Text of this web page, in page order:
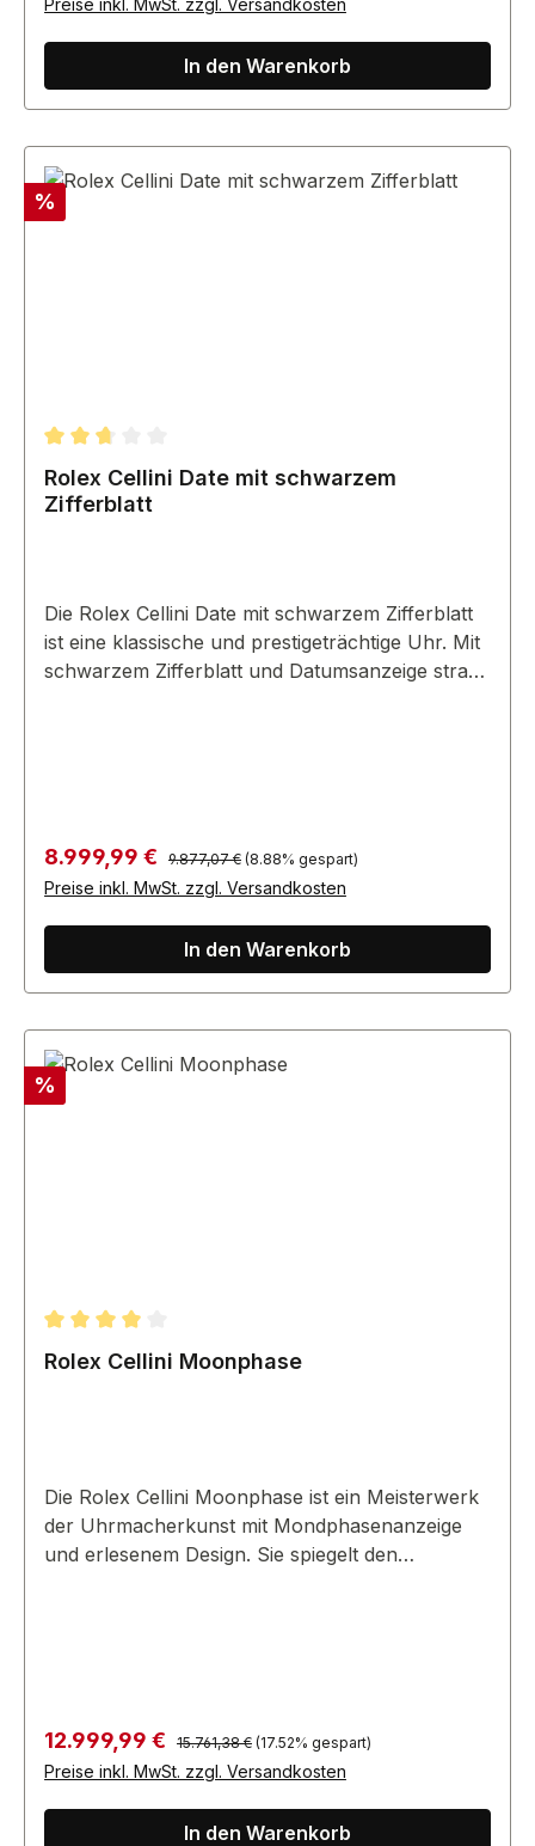
Preise inkl. MwSt. zzgl. Versandkosten
In den Warenkorb
Rabatt
%
Durchschnittliche Bewertung von 2.67 von 5 Sternen
Rolex Cellini Date mit schwarzem
Zifferblatt
Die Rolex Cellini Date mit schwarzem Zifferblatt
ist eine klassische und prestigeträchtige Uhr. Mit
schwarzem Zifferblatt und Datumsanzeige strahlt
Verkaufspreis:
8.999,99 € Regulärer Preis:
9.877,07 € (8.88% gespart)
Preise inkl. MwSt. zzgl. Versandkosten
In den Warenkorb
Rabatt
%
Durchschnittliche Bewertung von 4 von 5 Sternen
Rolex Cellini Moonphase
Die Rolex Cellini Moonphase ist ein Meisterwerk
der Uhrmacherkunst mit Mondphasenanzeige
und erlesenem Design. Sie spiegelt den
Verkaufspreis:
12.999,99 € Regulärer Preis:
15.761,38 € (17.52% gespart)
Preise inkl. MwSt. zzgl. Versandkosten
In den Warenkorb